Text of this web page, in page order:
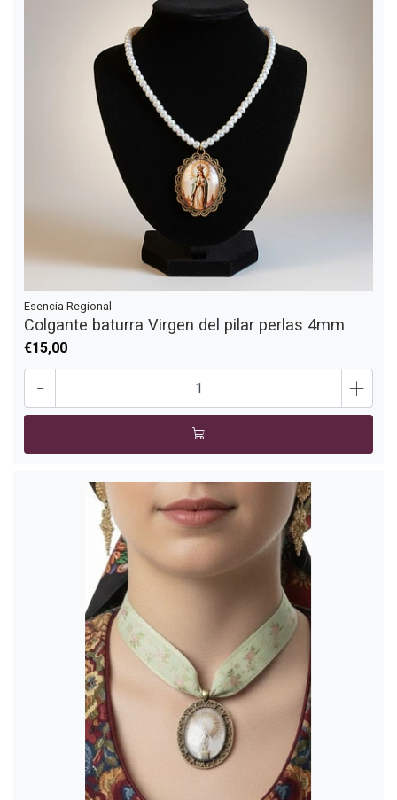
Esencia Regional
Colgante baturra Virgen del pilar perlas 4mm
€15,00
- +